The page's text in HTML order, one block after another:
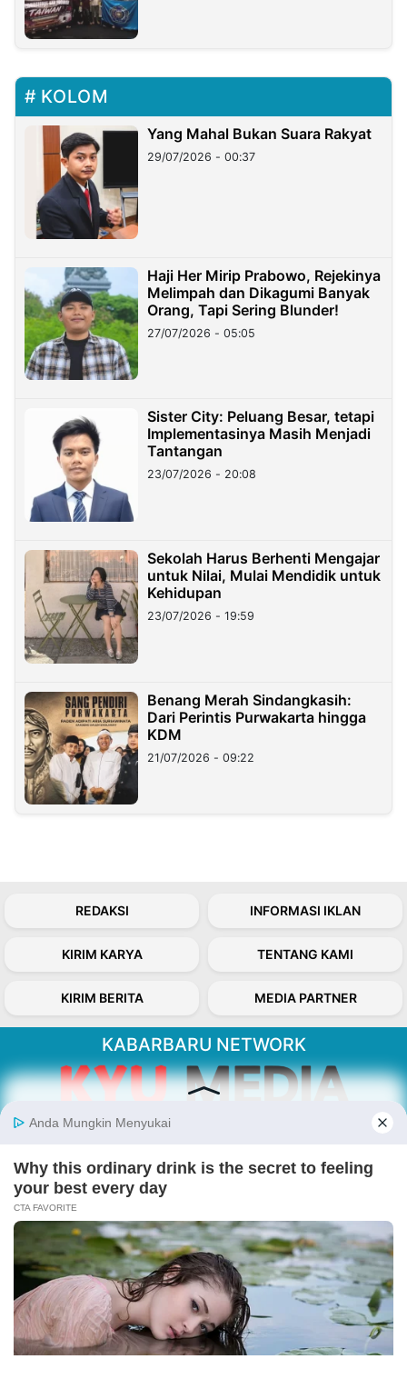
KOLOM
Yang Mahal Bukan Suara Rakyat
29/07/2026 - 00:37
Haji Her Mirip Prabowo, Rejekinya
Melimpah dan Dikagumi Banyak
Orang, Tapi Sering Blunder!
27/07/2026 - 05:05
Sister City: Peluang Besar, tetapi
Implementasinya Masih Menjadi
Tantangan
23/07/2026 - 20:08
Sekolah Harus Berhenti Mengajar
untuk Nilai, Mulai Mendidik untuk
Kehidupan
23/07/2026 - 19:59
Benang Merah Sindangkasih:
Dari Perintis Purwakarta hingga
KDM
21/07/2026 - 09:22
REDAKSI INFORMASI IKLAN
KIRIM KARYA TENTANG KAMI
KIRIM BERITA MEDIA PARTNER
KABARBARU NETWORK
Kabarbaru.co menyajikan berita aktual dan
inspiratif dari sudut pandang berbaik sangka
Follow Kabarbaru